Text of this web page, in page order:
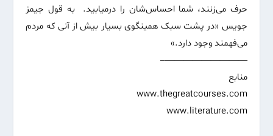
حرف می‌زنند، شما احساس‌شان را درمیابید. به قول جیمز
جویس «در پشت سبک همینگوی بسیار بیش از آنی که مردم
می‌فهمند وجود دارد.»
—————————–
منابع
www.thegreatcourses.com
www.literature.com